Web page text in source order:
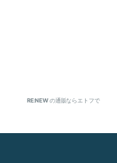
RE:NEW の通販ならエトフで